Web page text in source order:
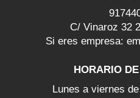
C/ Vinaroz 32
Si eres empresa:
HORARIO
Lunes a viernes